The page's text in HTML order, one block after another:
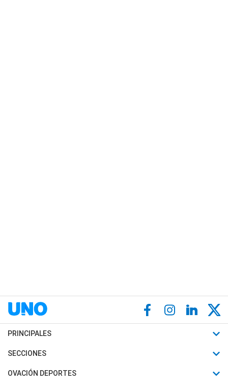
PRINCIPALES
Últimas Noticias
Política
SECCIONES
Horóscopo
OVACIÓN DEPORTES